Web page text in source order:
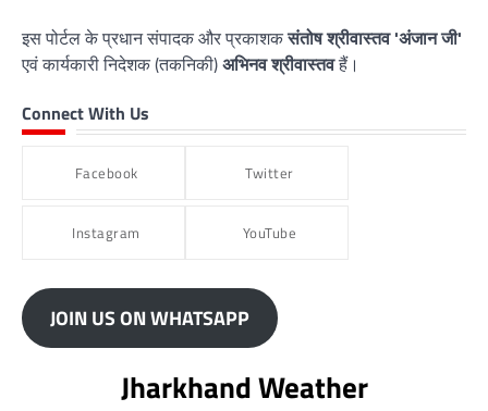
इस पोर्टल के प्रधान संपादक और प्रकाशकसंतोष श्रीवास्तव 'अंजान जी'
एवं कार्यकारी निदेशक (तकनिकी)अभिनव श्रीवास्तवहैं।
Connect With Us
Facebook Twitter
Instagram YouTube
JOIN US ON WHATSAPP
Jharkhand Weather